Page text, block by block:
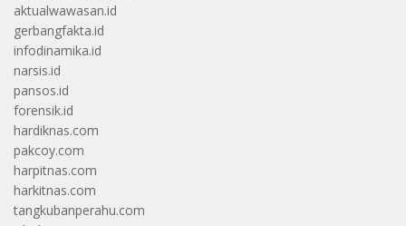
aktualwawasan.id
gerbangfakta.id
infodinamika.id
narsis.id
pansos.id
forensik.id
hardiknas.com
pakcoy.com
harpitnas.com
harkitnas.com
tangkubanperahu.com